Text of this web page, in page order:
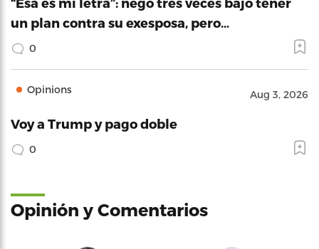
un plan contra su exesposa, pero…
0
Opinions Aug 3, 2026
Voy a Trump y pago doble
0
Opinión y Comentarios